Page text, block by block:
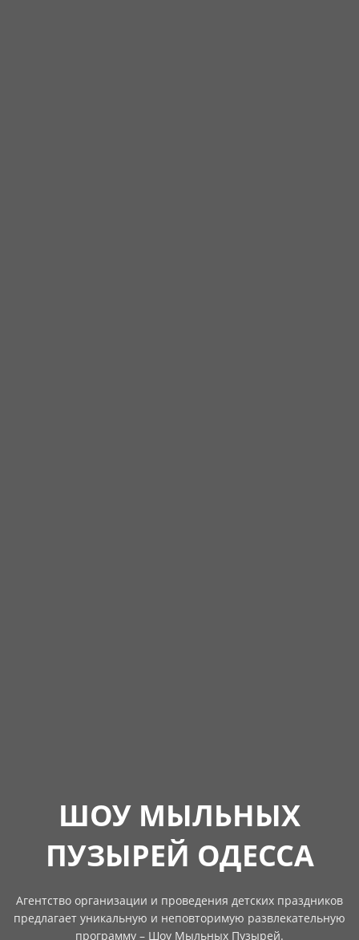
ШОУ МЫЛЬНЫХ
ПУЗЫРЕЙ ОДЕССА
Агентство организации и проведения детских праздников
предлагает уникальную и неповторимую развлекательную
программу – Шоу Мыльных Пузырей.